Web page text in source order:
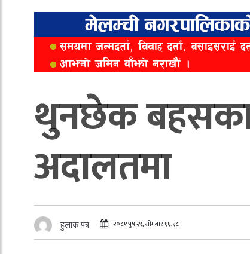
थुनछेक बहसका
अदालतमा
हुलाक पत्र २०८१ पुष २९, सोमबार ११:१८